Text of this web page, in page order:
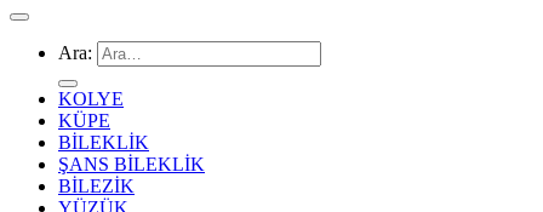
Ara:
KOLYE
KÜPE
BİLEKLİK
ŞANS BİLEKLİK
BİLEZİK
YÜZÜK